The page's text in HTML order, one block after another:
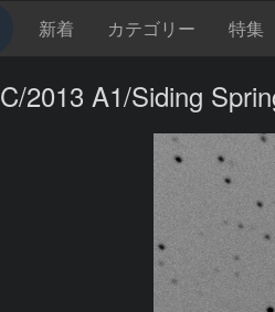
新着 カテゴリー 特集
C/2013 A1/Siding